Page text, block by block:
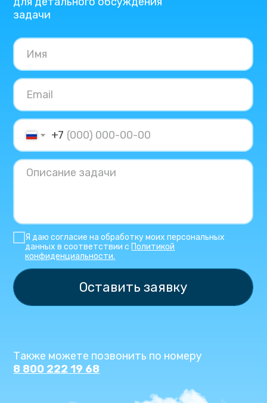
задачи
Также можете позвонить по номеру
8 800 222 19 68
+7
Я даю согласие на обработку моих персональных
данных в соответствии с Политикой
конфиденциальности.
Оставить заявку